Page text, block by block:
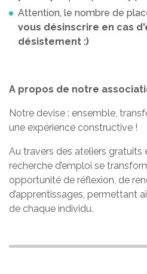
Attention, le nombre de
vous désinscrire en cas
désistement :)
A propos de notre
Notre devise : ensemble,
une expérience constructive !
Au travers des ateliers gratuits
recherche d’emploi se
opportunité de réflexion, de
d’apprentissages, permettant
de chaque individu.